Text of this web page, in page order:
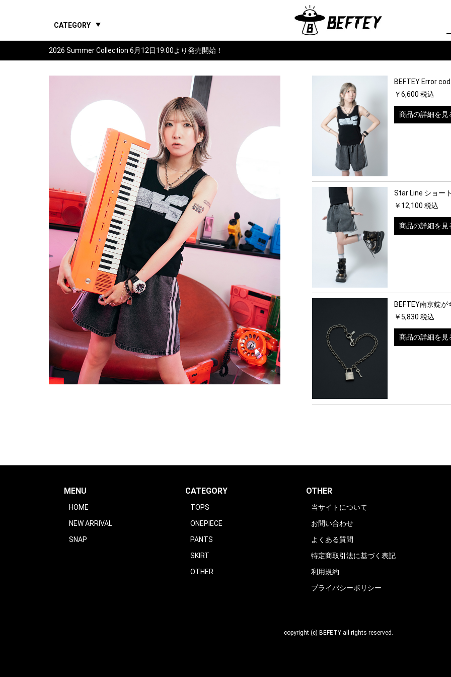
2026 Summer Collection 6月12日19:00より発売開始！
CATEGORY
BEFTEY Error
￥6,600 税込
商品の詳細を見
Star Line ショー
￥12,100 税込
商品の詳細を見
BEFTEY南京錠
￥5,830 税込
商品の詳細を見
MENU
HOME
NEW ARRIVAL
SNAP
CATEGORY
TOPS
ONEPIECE
PANTS
SKIRT
OTHER
OTHER
当サイトについて
お問い合わせ
よくある質問
特定商取引法に基づく表記
利用規約
プライバシーポリシー
copyright (c) BEFETY all rights reserved.